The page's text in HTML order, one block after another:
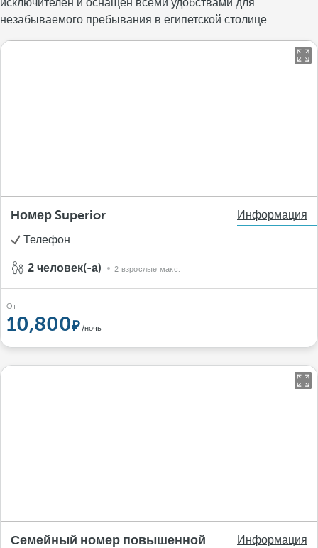
исключителен и оснащен всеми удобствами для
незабываемого пребывания в египетской столице.
Номер Superior
Информация
Телефон
2 человек(-а) 2 взрослые макс.
От
10,800 /ночь
Семейный номер повышенной
Информация